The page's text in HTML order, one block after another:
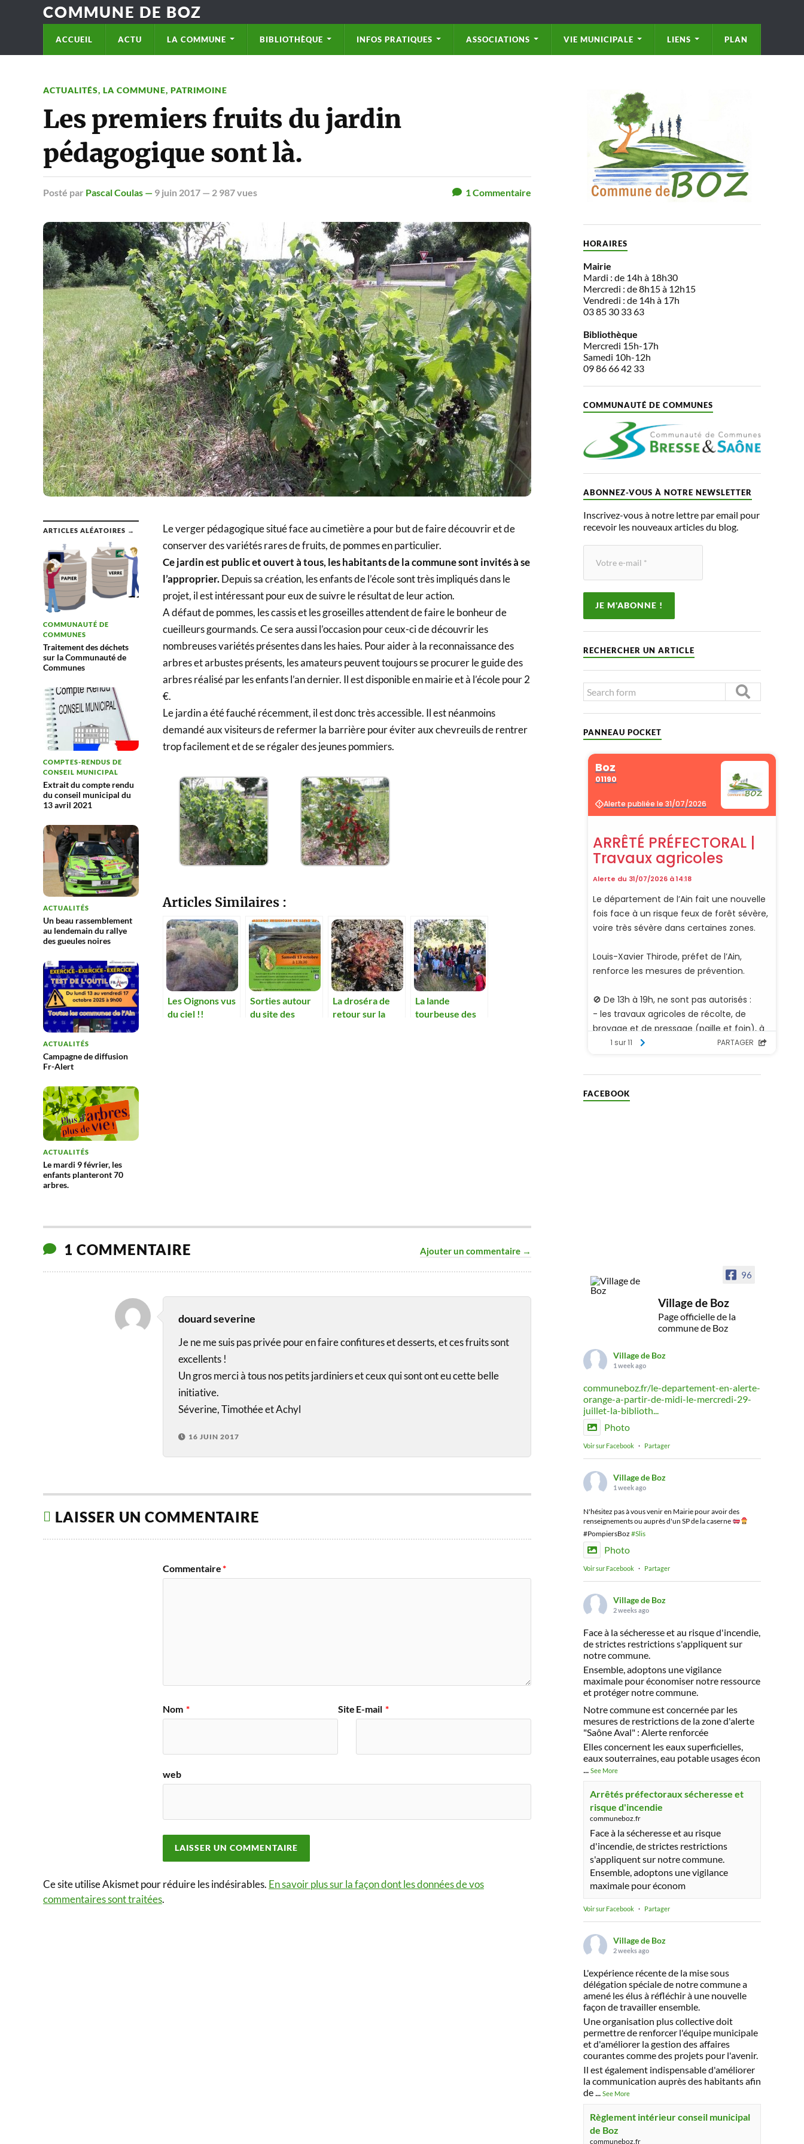
COMMUNE DE BOZ
ACCUEIL ACTU LA COMMUNE BIBLIOTHÈQUE INFOS PRATIQUES ASSOCIATIONS VIE MUNICIPALE LIENS PLAN
ACTUALITÉS, LA COMMUNE, PATRIMOINE
Les premiers fruits du jardin
pédagogique sont là.
Posté par Pascal Coulas — 9 juin 2017 — 2 987 vues 1Commentaire
ARTICLES ALÉATOIRES →
COMMUNAUTÉ DE
COMMUNES
Traitement des déchets
sur la Communauté de
Communes
COMPTES-RENDUS DE
CONSEIL MUNICIPAL
Extrait du compte rendu
du conseil municipal du
13 avril 2021
ACTUALITÉS
Un beau rassemblement
au lendemain du rallye
des gueules noires
ACTUALITÉS
Campagne de diffusion
Fr-Alert
ACTUALITÉS
Le mardi 9 février, les
enfants planteront 70
arbres.
Le verger pédagogique situé face au cimetière a pour but de faire découvrir et de
conserver des variétés rares de fruits, de pommes en particulier.
Ce jardin est public et ouvert à tous, les habitants de la commune sont invités à se
l’approprier.Depuis sa création, les enfants de l’école sont très impliqués dans le
projet, il est intéressant pour eux de suivre le résultat de leur action.
A défaut de pommes, les cassis et les groseilles attendent de faire le bonheur de
cueilleurs gourmands. Ce sera aussi l’occasion pour ceux-ci de découvrir les
nombreuses variétés présentes dans les haies. Pour aider à la reconnaissance des
arbres et arbustes présents, les amateurs peuvent toujours se procurer le guide des
arbres réalisé par les enfants l’an dernier. Il est disponible en mairie et à l’école pour 2
€.
Le jardin a été fauché récemment, il est donc très accessible. Il est néanmoins
demandé aux visiteurs de refermer la barrière pour éviter aux chevreuils de rentrer
trop facilement et de se régaler des jeunes pommiers.
Articles Similaires :
Les Oignons vus
du ciel !!
Sorties autour
du site des
La droséra de
retour sur la
La lande
tourbeuse des
1 COMMENTAIRE Ajouter un commentaire →
douard severine
Je ne me suis pas privée pour en faire confitures et desserts, et ces fruits sont
excellents !
Un gros merci à tous nos petits jardiniers et ceux qui sont ont eu cette belle
initiative.
Séverine, Timothée et Achyl
16 JUIN 2017
LAISSER UN COMMENTAIRE
Commentaire*
Nom * E-mail *
Site
web
Ce site utilise Akismet pour réduire les indésirables. En savoir plus sur la façon dont les données de vos
commentaires sont traitées.
HORAIRES
Mairie
Mardi : de 14h à 18h30
Mercredi : de 8h15 à 12h15
Vendredi : de 14h à 17h
03 85 30 33 63
Bibliothèque
Mercredi 15h-17h
Samedi 10h-12h
09 86 66 42 33
COMMUNAUTÉ DE COMMUNES
ABONNEZ-VOUS À NOTRE NEWSLETTER
Inscrivez-vous à notre lettre par email pour
recevoir les nouveaux articles du blog.
RECHERCHER UN ARTICLE
PANNEAU POCKET
FACEBOOK
96
Village de Boz
Page officielle de la
commune de Boz
Village de Boz
1 week ago
communeboz.fr/le-departement-en-alerte-
orange-a-partir-de-midi-le-mercredi-29-
juillet-la-biblioth...
Photo
Voir sur Facebook · Partager
Village de Boz
1 week ago
N'hésitez pas à vous venir en Mairie pour avoir des
renseignements ou auprès d'un SP de la caserne
#PompiersBoz #Slis
Photo
Voir sur Facebook · Partager
Village de Boz
2 weeks ago
Face à la sécheresse et au risque d'incendie,
de strictes restrictions s'appliquent sur
notre commune.
Ensemble, adoptons une vigilance
maximale pour économiser notre ressource
et protéger notre commune.
Notre commune est concernée par les
mesures de restrictions de la zone d'alerte
"Saône Aval" : Alerte renforcée
Elles concernent les eaux superficielles,
eaux souterraines, eau potable usages écon
... See More
Arrêtés préfectoraux sécheresse et
risque d'incendie
communeboz.fr
Face à la sécheresse et au risque
d'incendie, de strictes restrictions
s'appliquent sur notre commune.
Ensemble, adoptons une vigilance
maximale pour économ
Voir sur Facebook · Partager
Village de Boz
2 weeks ago
L'expérience récente de la mise sous
délégation spéciale de notre commune a
amené les élus à réfléchir à une nouvelle
façon de travailler ensemble.
Une organisation plus collective doit
permettre de renforcer l'équipe municipale
et d'améliorer la gestion des affaires
courantes comme des projets pour l'avenir.
Il est également indispensable d'améliorer
la communication auprès des habitants afin
de... See More
Règlement intérieur conseil municipal
de Boz
communeboz.fr